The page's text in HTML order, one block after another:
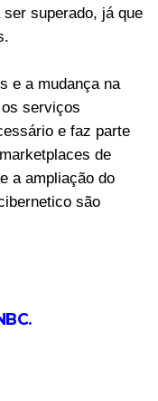
superado, já que
e a mudança na
serviços
e faz parte
de
a ampliação do
são
.